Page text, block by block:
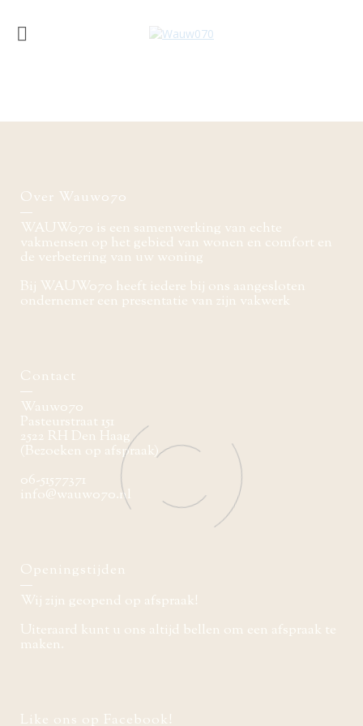
Over Wauw070
WAUW070 is een samenwerking van echte
vakmensen op het gebied van wonen en comfort en
de verbetering van uw woning
Bij WAUW070 heeft iedere bij ons aangesloten
ondernemer een presentatie van zijn vakwerk
Contact
Wauw070
Pasteurstraat 151
2522 RH Den Haag
(Bezoeken op afspraak)
06-51577371
info@wauw070.nl
Openingstijden
Wij zijn geopend op afspraak!
Uiteraard kunt u ons altijd bellen om een afspraak te
maken.
Like ons op Facebook!